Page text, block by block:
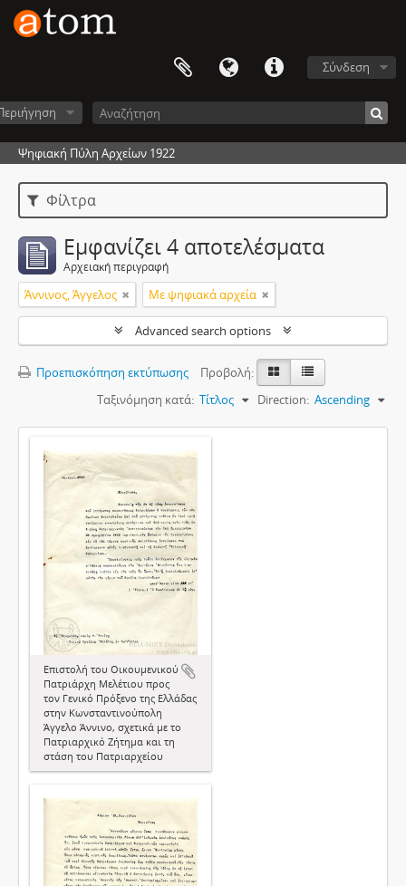
Σύνδεση
Ψηφιακή Πύλη Αρχείων 1922
Φίλτρα
Εμφανίζει 4 αποτελέσματα
Αρχειακή περιγραφή
Άννινος, Άγγελος Με ψηφιακά αρχεία
Advanced search options
Προεπισκόπηση εκτύπωσης
Προβολή:
Ταξινόμηση κατά: Τίτλος Direction: Ascending
Επιστολή του Οικουμενικού
Πατριάρχη Μελέτιου προς
τον Γενικό Πρόξενο της Ελλάδας
στην Κωνσταντινούπολη
Άγγελο Άννινο, σχετικά με το
Πατριαρχικό Ζήτημα και τη
στάση του Πατριαρχείου